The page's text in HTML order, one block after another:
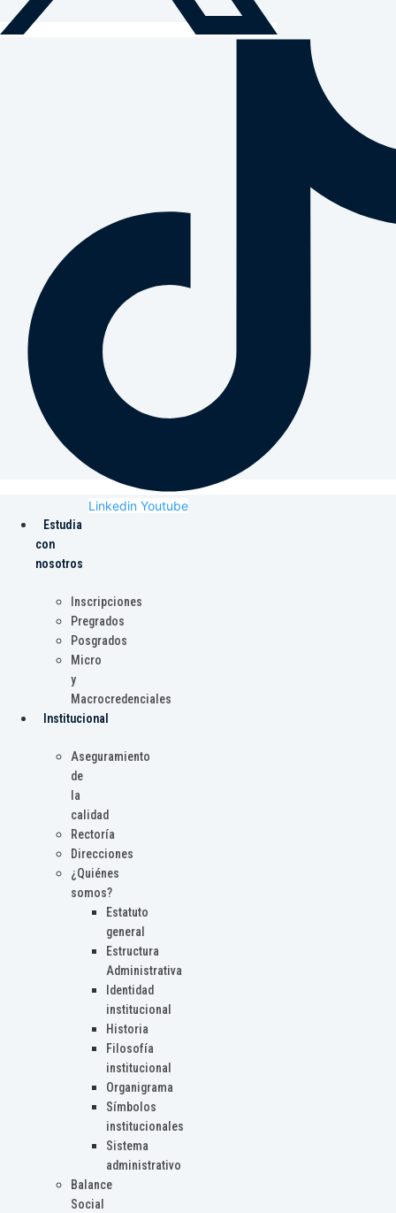
Linkedin Youtube
Estudia
con
nosotros
Inscripciones
Pregrados
Posgrados
Micro
y
Macrocredenciales
Institucional
Aseguramiento
de
la
calidad
Rectoría
Direcciones
¿Quiénes
somos?
Estatuto
general
Estructura
Administrativa
Identidad
institucional
Historia
Filosofía
institucional
Organigrama
Símbolos
institucionales
Sistema
administrativo
Balance
Social